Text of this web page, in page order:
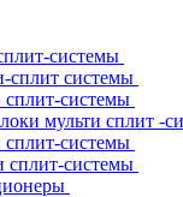
системы
сплит системы
сплит-системы
мульти сплит -
системы
сплит-системы